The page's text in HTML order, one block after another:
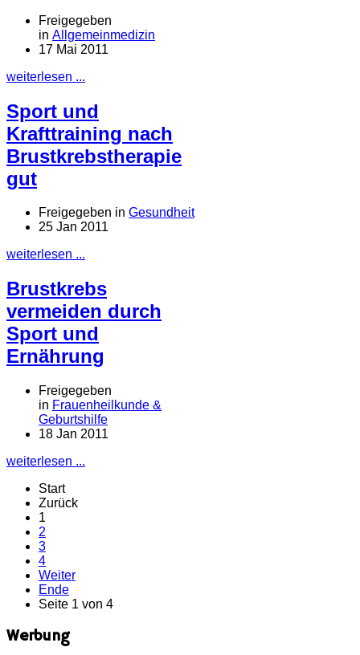
Freigegeben
in Allgemeinmedizin
17 Mai 2011
weiterlesen ...
Sport und
Krafttraining nach
Brustkrebstherapie
gut
Freigegeben in Gesundheit
25 Jan 2011
weiterlesen ...
Brustkrebs
vermeiden durch
Sport und
Ernährung
Freigegeben
in Frauenheilkunde &
Geburtshilfe
18 Jan 2011
weiterlesen ...
Start
Zurück
1
2
3
4
Weiter
Ende
Seite 1 von 4
Werbung